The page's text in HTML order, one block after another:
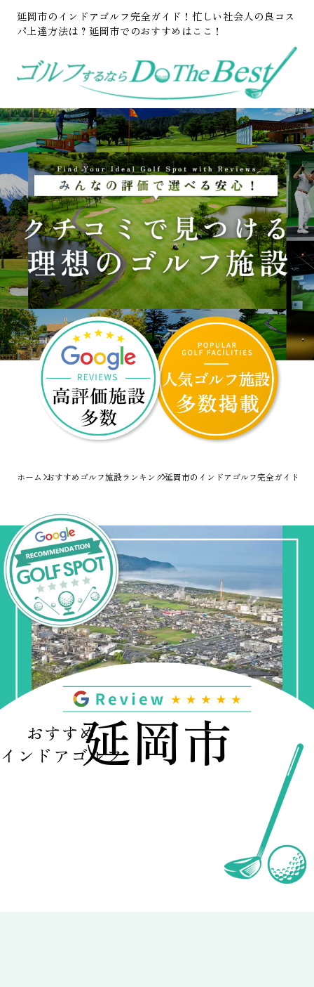
延岡市のインドアゴルフ完全ガイド！忙しい社会人の良コス
パ上達方法は？延岡市でのおすすめはここ！
ホーム おすすめゴルフ施設ランキング延岡市のインドアゴルフ完全ガイド！
延岡市
おすすめ
インドアゴルフ